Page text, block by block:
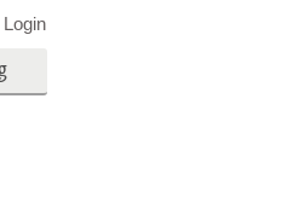
Login